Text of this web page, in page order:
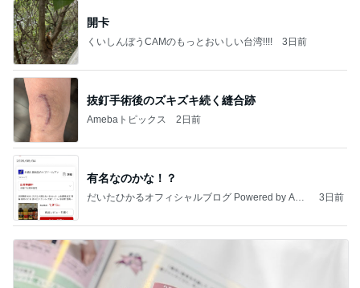
開卡
くいしんぼうCAMのもっとおいしい台湾!!!! 3日前
抜釘手術後のズキズキ続く縫合跡
Amebaトピックス 2日前
有名なのかな！？
だいたひかるオフィシャルブログ Powered by Ame
3日前